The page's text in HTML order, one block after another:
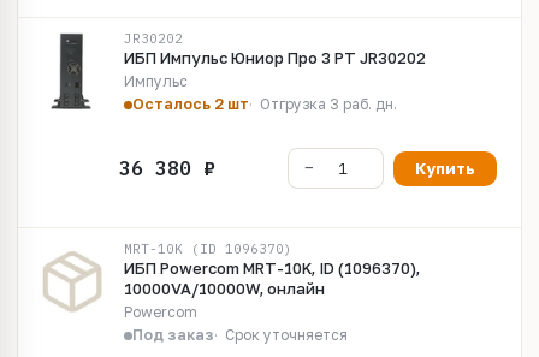
JR30202
ИБП Импульс Юниор Про 3 РТ JR30202
Импульс
Осталось 2 шт
Отгрузка 3 раб. дн.
Купить
MRT-10K (ID 1096370)
ИБП Powercom MRT-10K, ID (1096370),
10000VA/10000W, онлайн
Powercom
Под заказ
Срок уточняется